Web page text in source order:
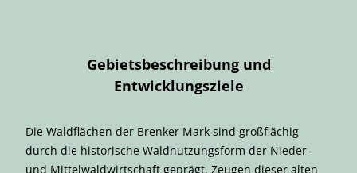
Gebietsbeschreibung und
Entwicklungsziele
Die Waldflächen der Brenker Mark sind großflächig
durch die historische Waldnutzungsform der Nieder-
und Mittelwaldwirtschaft geprägt. Zeugen dieser alten